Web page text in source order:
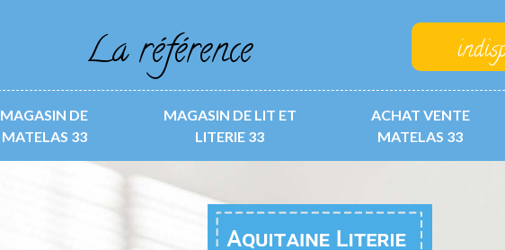
La référence
MAGASIN DE
MATELAS 33
MAGASIN DE LIT ET
LITERIE 33
ACHAT VENTE
MATELAS 33